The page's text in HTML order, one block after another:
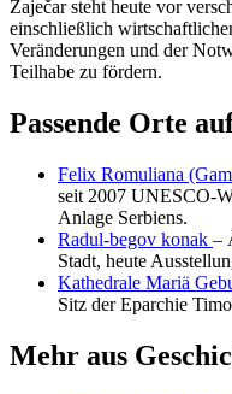
Zaječar steht heute vor
einschließlich
Veränderungen und der
Teilhabe zu fördern.
Passende Orte
Felix Romuliana
seit 2007 UNESCO-
Anlage Serbiens.
Radul-begov konak –
Stadt, heute
Kathedrale Mariä
Sitz der Eparchie
Mehr aus